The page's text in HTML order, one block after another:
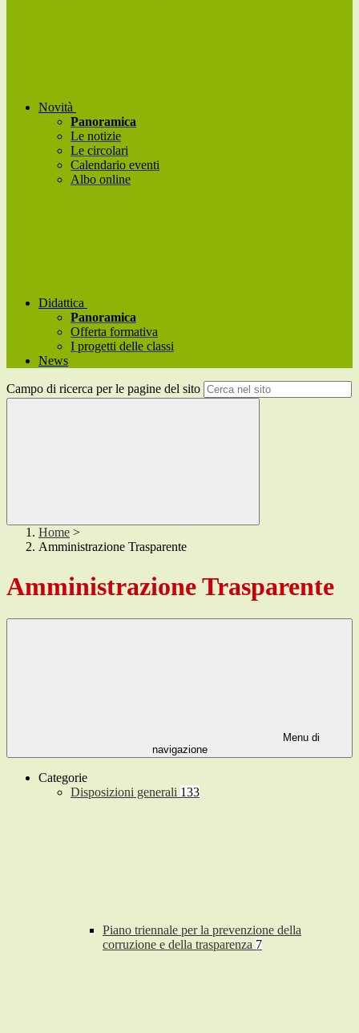
Novità
Panoramica
Le notizie
Le circolari
Calendario eventi
Albo online
Didattica
Panoramica
Offerta formativa
I progetti delle classi
News
Campo di ricerca per le pagine del sito
Home >
Amministrazione Trasparente
Amministrazione Trasparente
Menu di
navigazione
Categorie
Disposizioni generali 133
Piano triennale per la prevenzione della
corruzione e della trasparenza 7